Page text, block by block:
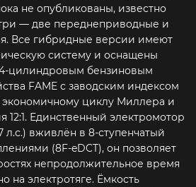
не опубликованы, известно
три — две переднеприводные и
Все гибридные версии имеют
систему и оснащены
цилиндровым бензиновым
FAME с заводским индексом
экономичному циклу Миллера и
12:1. Единственный электромотор
л.с.) вживлён в 8-ступенчатый
(8F-eDCT), он позволяет
непродолжительное время
на электротяге. Ёмкость